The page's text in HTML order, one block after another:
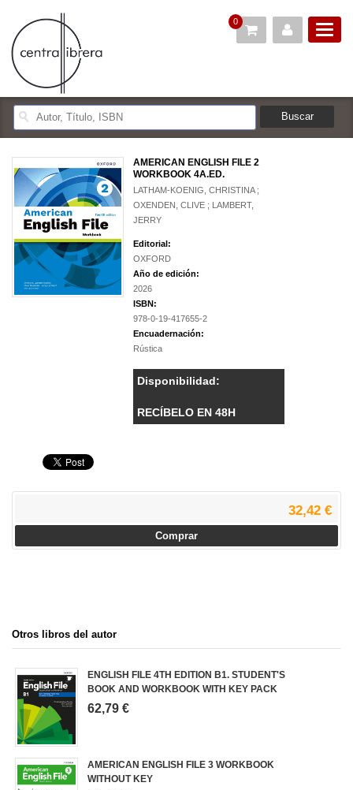
0
AMERICAN ENGLISH FILE 2
WORKBOOK 4A.ED.
LATHAM-KOENIG, CHRISTINA ;
OXENDEN, CLIVE ; LAMBERT,
JERRY
Editorial:
OXFORD
Año de edición:
2026
ISBN:
978-0-19-417655-2
Encuadernación:
Rústica
Disponibilidad:
RECÍBELO EN 48H
32,42 €
Comprar
Otros libros del autor
ENGLISH FILE 4TH EDITION B1. STUDENT'S
BOOK AND WORKBOOK WITH KEY PACK
62,79 €
AMERICAN ENGLISH FILE 3 WORKBOOK
WITHOUT KEY